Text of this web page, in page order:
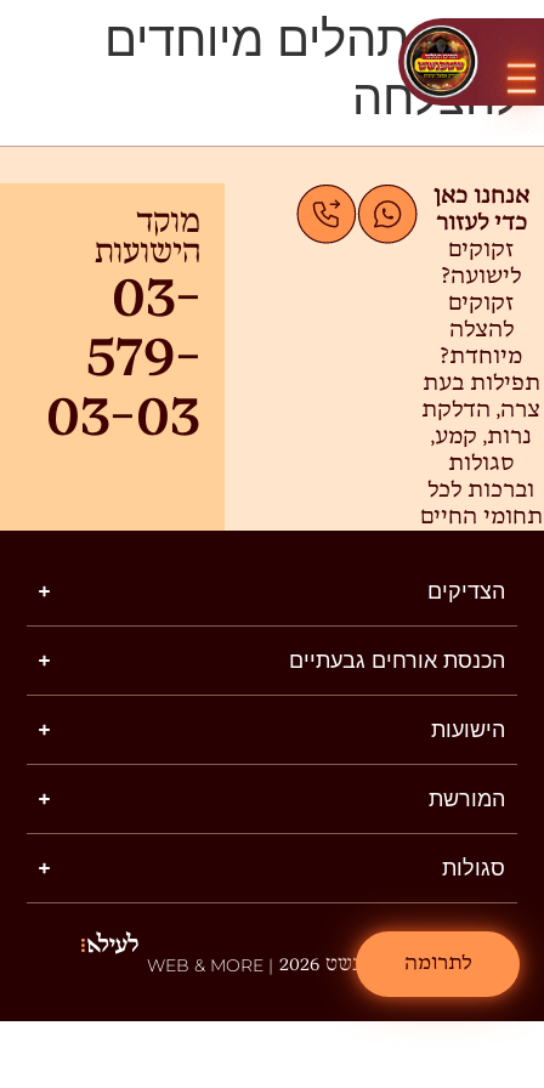
פרקי תהלים מיוחדים
להצלחה
אנחנו כאן
כדי לעזור
זקוקים
לישועה?
זקוקים
להצלה
מיוחדת?
תפילות בעת
צרה, הדלקת
נרות, קמע,
סגולות
וברכות לכל
תחומי החיים
מוקד
הישועות
03-
579-
03-03
הצדיקים
הכנסת אורחים גבעתיים
הישועות
המורשת
סגולות
שטפנשט 2026 | WEB & MORE לתרומה